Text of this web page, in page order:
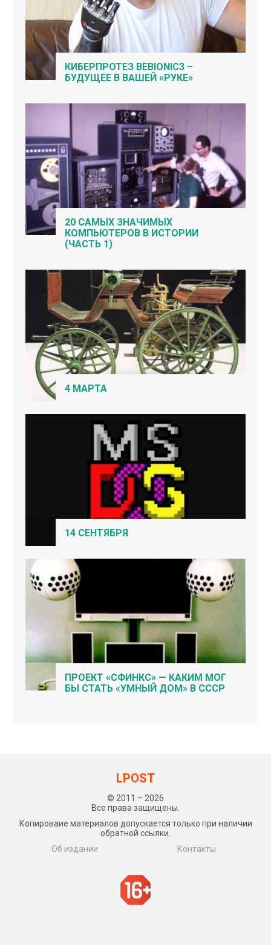
КИБЕРПРОТЕЗ BEBIONIC3 –
БУДУЩЕЕ В ВАШЕЙ «РУКЕ»
20 САМЫХ ЗНАЧИМЫХ
КОМПЬЮТЕРОВ В ИСТОРИИ
(ЧАСТЬ 1)
4 МАРТА
14 СЕНТЯБРЯ
ПРОЕКТ «СФИНКС» — КАКИМ МОГ
БЫ СТАТЬ «УМНЫЙ ДОМ» В СССР
LPOST
© 2011 – 2026
Все права защищены.
Копироваие материалов допускается только при наличии
обратной ссылки.
Об издании
Контакты